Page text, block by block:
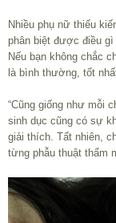
Nhiều phụ nữ thiếu
phân biệt được điều
Nếu bạn không chắc
là bình thường, tốt
“Cũng giống như mỗi
sinh dục cũng có sự
giải thích. Tất nhiên,
từng phẫu thuật thẩm